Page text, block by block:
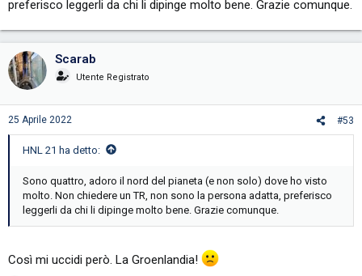
preferisco leggerli da chi li dipinge molto bene. Grazie comunque.
Scarab
Utente Registrato
25 Aprile 2022 #53
HNL 21 ha detto:
Sono quattro, adoro il nord del pianeta (e non solo) dove ho visto
molto. Non chiedere un TR, non sono la persona adatta, preferisco
leggerli da chi li dipinge molto bene. Grazie comunque.
Così mi uccidi però. La Groenlandia!